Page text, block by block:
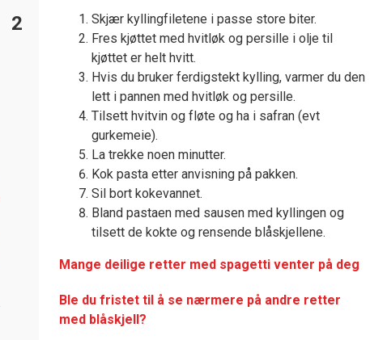
2
Skjær kyllingfiletene i passe store biter.
Fres kjøttet med hvitløk og persille i olje til
kjøttet er helt hvitt.
Hvis du bruker ferdigstekt kylling, varmer du den
lett i pannen med hvitløk og persille.
Tilsett hvitvin og fløte og ha i safran (evt
gurkemeie).
La trekke noen minutter.
Kok pasta etter anvisning på pakken.
Sil bort kokevannet.
Bland pastaen med sausen med kyllingen og
tilsett de kokte og rensende blåskjellene.
Mange deilige retter med spagetti venter på deg
Ble du fristet til å se nærmere på andre retter
med blåskjell?